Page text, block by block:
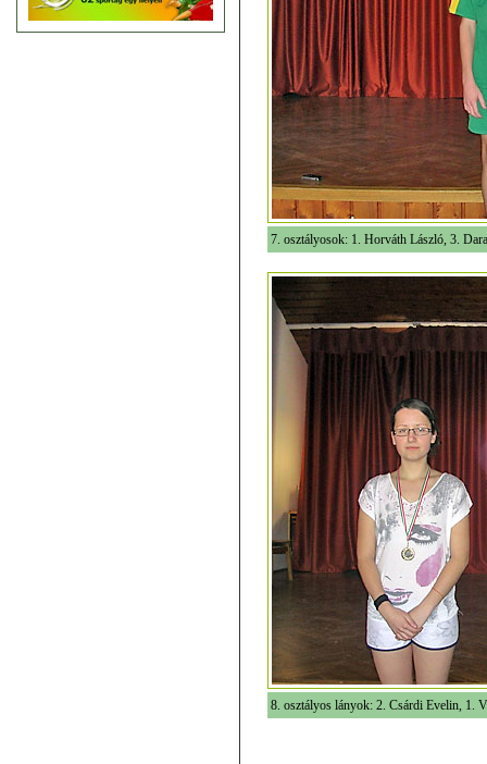
7. osztályosok: 1. Horváth László, 3.
8. osztályos lányok: 2. Csárdi Evelin, 1.